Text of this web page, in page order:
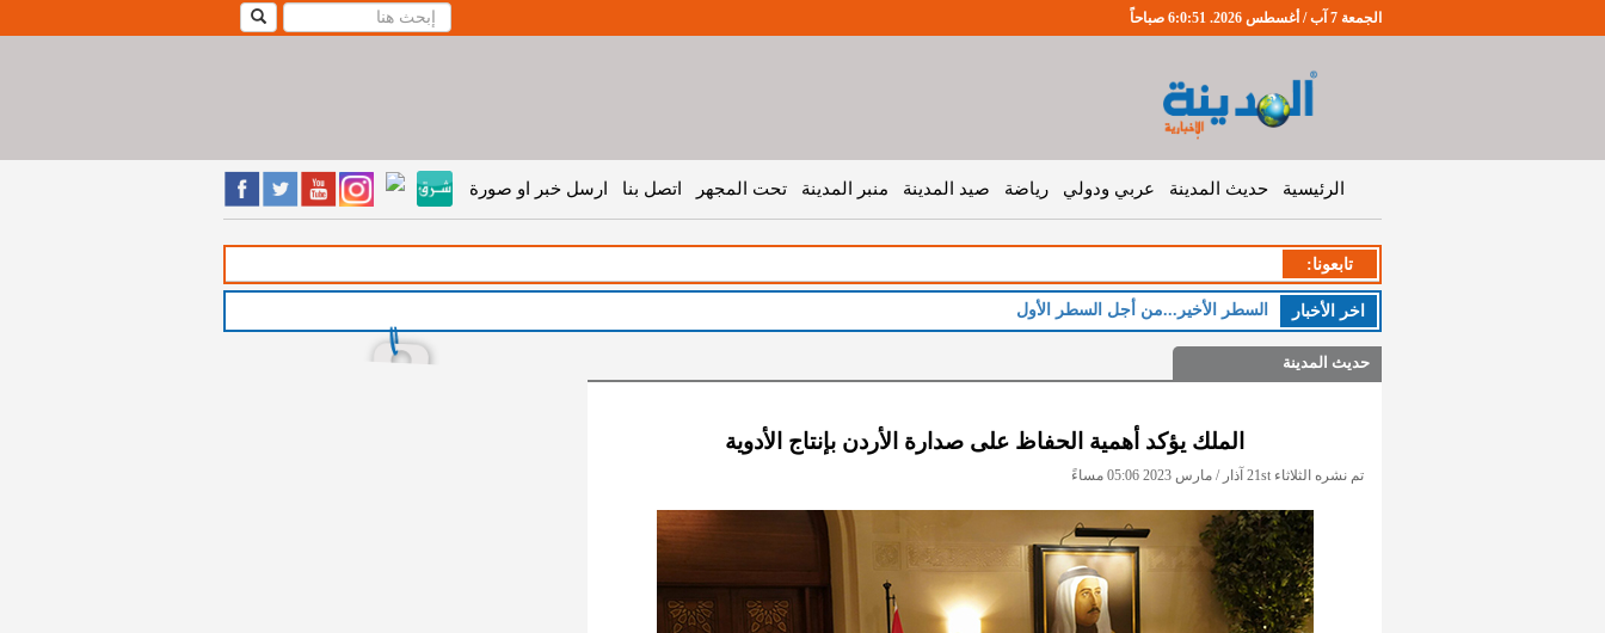
الجمعة 7 آب / أغسطس 2026. 6:0:52 صباحاً
الرئيسية حديث المدينة عربي ودولي رياضة صيد المدينة منبر المدينة تحت المجهر اتصل بنا ارسل خبر او صورة
تابعونا:
اخر اﻷخبار الخم
حديث المدينة
الملك يؤكد أهمية الحفاظ على صدارة الأردن بإنتاج الأدوية
تم نشره الثلاثاء 21st آذار / مارس 2023 05:06 مساءً